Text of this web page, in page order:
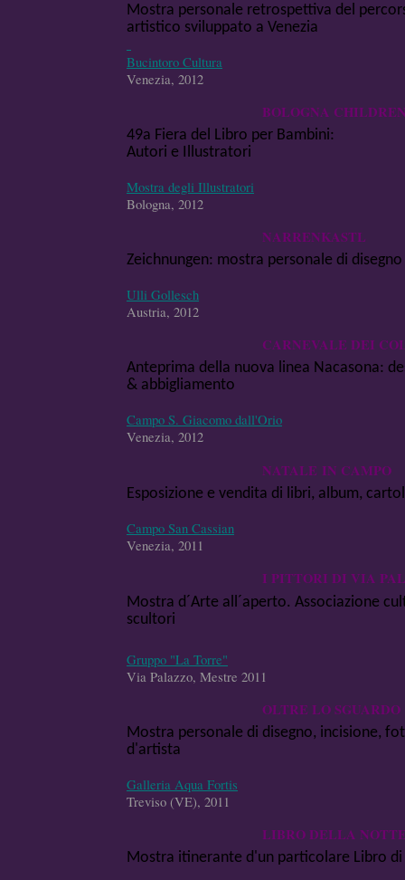
Mostra personale retrospettiva del
artistico sviluppato a Venezia
Bucintoro Cultura
Venezia, 2012
BOLOGNA
49a Fiera del Libro per Bambini:
Autori e Illustratori
Mostra degli Illustratori
Bologna, 2012
NARRENKASTL
Zeichnungen: mostra personale di
Ulli Gollesch
Austria, 2012
CARNEVALE DEI
Anteprima della nuova linea Nacasona:
& abbigliamento
Campo S. Giacomo dall'Orio
Venezia, 2012
NATALE IN CAMPO
Esposizione e vendita di libri, album,
Campo San Cassian
Venezia, 2011
I PITTORI DI VIA
Mostra d´Arte all´aperto. Associazione
scultori
Gruppo "La Torre"
Via Palazzo, Mestre 2011
OLTRE LO SGUARDO
Mostra personale di disegno, incisione,
d'artista
Galleria Aqua Fortis
Treviso (VE), 2011
LIBRO DELLA
Mostra itinerante d'un particolare Libro